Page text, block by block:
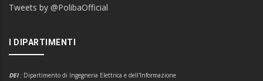
Tweets by @PolibaOfficial
I DIPARTIMENTI
DEI : Dipartimento di Ingegneria Elettrica e dell'Informazione